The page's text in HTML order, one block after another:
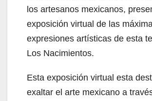
los artesanos mexicanos,
exposición virtual de las
expresiones artísticas de esta
Los Nacimientos.
Esta exposición virtual esta
exaltar el arte mexicano a